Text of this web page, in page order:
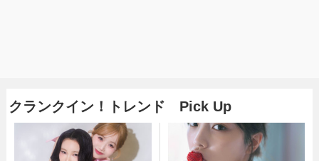
クランクイン！トレンド Pick Up